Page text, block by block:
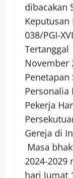
dibacakan
038/PGI-
Tertanggal
November
Penetapan
Personalia
Pekerja
Gereja di
Masa
2024-2029
hari Jumat